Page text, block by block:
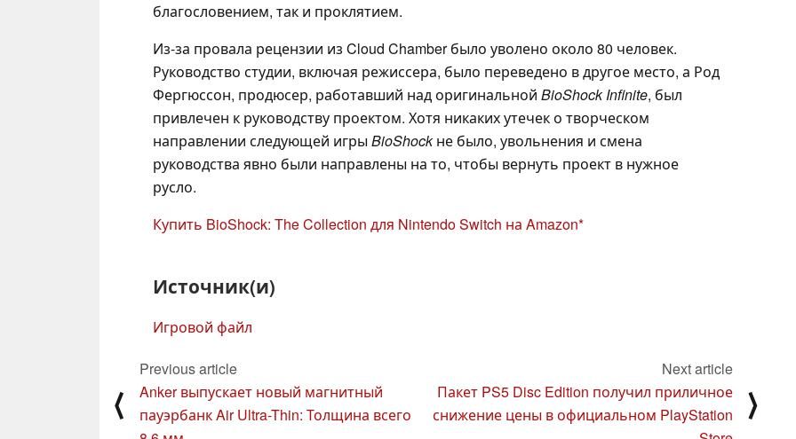
благословением, так и проклятием.
Из-за провала рецензии из Cloud Chamber было уволено около 80 человек.
Руководство студии, включая режиссера, было переведено в другое место, а Род
Фергюссон, продюсер, работавший над оригинальной BioShock Infinite, был
привлечен к руководству проектом. Хотя никаких утечек о творческом
направлении следующей игры BioShockне было, увольнения и смена
руководства явно были направлены на то, чтобы вернуть проект в нужное
русло.
Купить BioShock: The Collection для Nintendo Switch на Amazon
Источник(и)
Игровой файл
⟨
Previous article
Anker выпускает новый магнитный
пауэрбанк Air Ultra-Thin: Толщина всего
Next article
Пакет PS5 Disc Edition получил приличное
снижение цены в официальном PlayStation
⟩